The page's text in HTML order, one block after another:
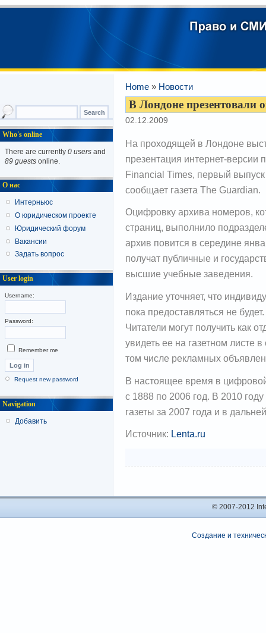
Home » Новости
В Лондоне презентовали
02.12.2009
На проходящей в Лондоне
презентация интернет-версии
Financial Times, первый выпуск
сообщает газета The Guardian.
Оцифровку архива номеров,
страниц, выполнило
архив повится в середине
получат публичные и
высшие учебные заведения.
Издание уточняет, что
пока предоставляться не
Читатели могут получить как
увидеть ее на газетном листе
том числе рекламных
В настоящее время в
с 1888 по 2006 год. В 2010
газеты за 2007 года и в
Источник: Lenta.ru
Who's online
There are currently 0 users and
89 guests online.
О нас
Интерньюс
О юридическом проекте
Юридический форум
Вакансии
Задать вопрос
User login
Username:
Password:
Remember me
Request new password
Navigation
Добавить
© 2007-2012
Создание и